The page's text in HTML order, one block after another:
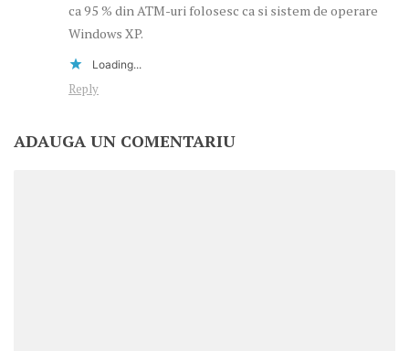
ca 95 % din ATM-uri folosesc ca si sistem de operare
Windows XP.
Loading...
Reply
ADAUGA UN COMENTARIU